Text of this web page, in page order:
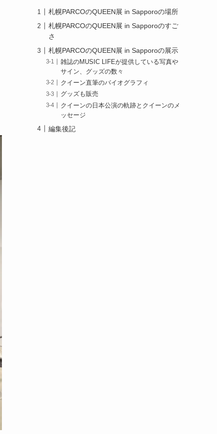
札幌PARCOのQUEEN展 in Sapporoの場所
札幌PARCOのQUEEN展 in Sapporoのすご
さ
札幌PARCOのQUEEN展 in Sapporoの展示
雑誌のMUSIC LIFEが提供している写真や
サイン、グッズの数々
クイーン直筆のバイオグラフィ
グッズも販売
クイーンの日本公演の軌跡とクイーンのメ
ッセージ
編集後記